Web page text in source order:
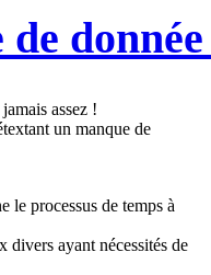
assez !
un manque de
le processus de temps à
ayant nécessités de